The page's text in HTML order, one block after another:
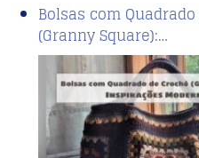
Bolsas com
(Granny Square):…